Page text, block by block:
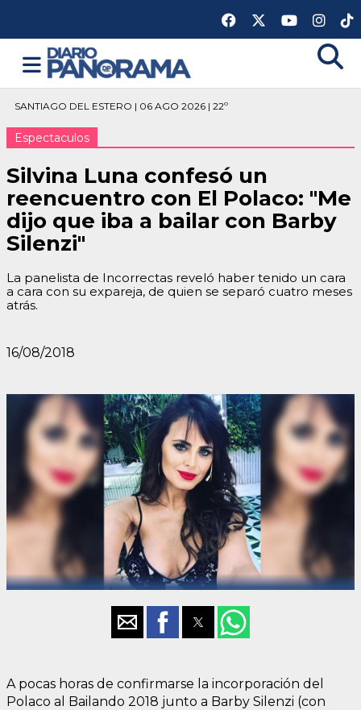
SANTIAGO DEL ESTERO | 06 AGO 2026 | 22º
Espectaculos
Silvina Luna confesó un
reencuentro con El Polaco: "Me
dijo que iba a bailar con Barby
Silenzi"
La panelista de Incorrectas reveló haber tenido un cara
a cara con su expareja, de quien se separó cuatro meses
atrás.
16/08/2018
A pocas horas de confirmarse la incorporación del
Polaco al Bailando 2018 junto a Barby Silenzi (con